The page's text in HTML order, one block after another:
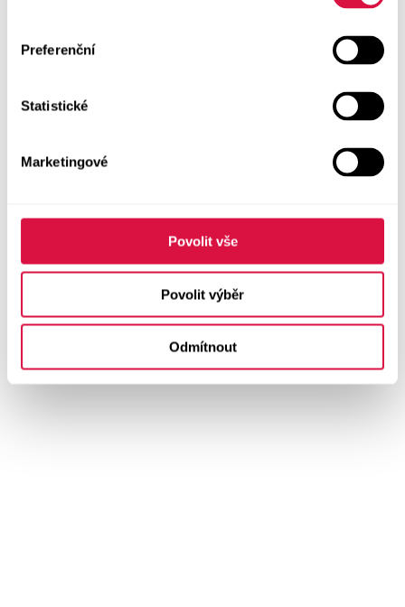
Preferenční
Statistické
Marketingové
Povolit vše
Povolit výběr
Odmítnout